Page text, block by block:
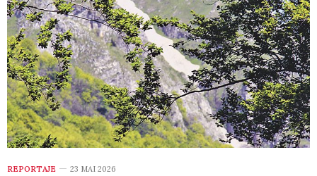
REPORTAJE 23 MAI 2026